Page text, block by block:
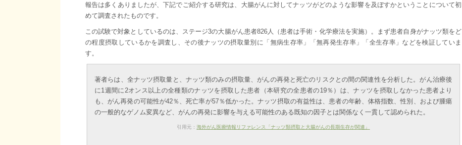
報告は多くありましたが、下記でご紹介する研究は、大腸がんに対してナッツがどのような影響を及ぼすかということについて初
めて調査されたものです。
この試験で対象としているのは、ステージ3の大腸がん患者826人（患者は手術・化学療法を実施）。まず患者自身がナッツ類をど
の程度摂取しているかを調査し、その後ナッツの摂取量別に「無病生存率」「無再発生存率」「全生存率」などを検証していま
す。
著者らは、全ナッツ摂取量と、ナッツ類のみの摂取量、がんの再発と死亡のリスクとの間の関連性を分析した。がん治療後
に1週間に2オンス以上の全種類のナッツを摂取した患者（本研究の全患者の19％）は、ナッツを摂取しなかった患者より
も、がん再発の可能性が42％、死亡率が57％低かった。ナッツ摂取の有益性は、患者の年齢、体格指数、性別、および腫瘍
の一般的なゲノム変異など、がんの再発に影響を与える可能性のある既知の因子とは関係なく一貫して認められた。
引用元： 海外がん医療情報リファレンス「ナッツ類摂取と大腸がんの長期生存が関連」